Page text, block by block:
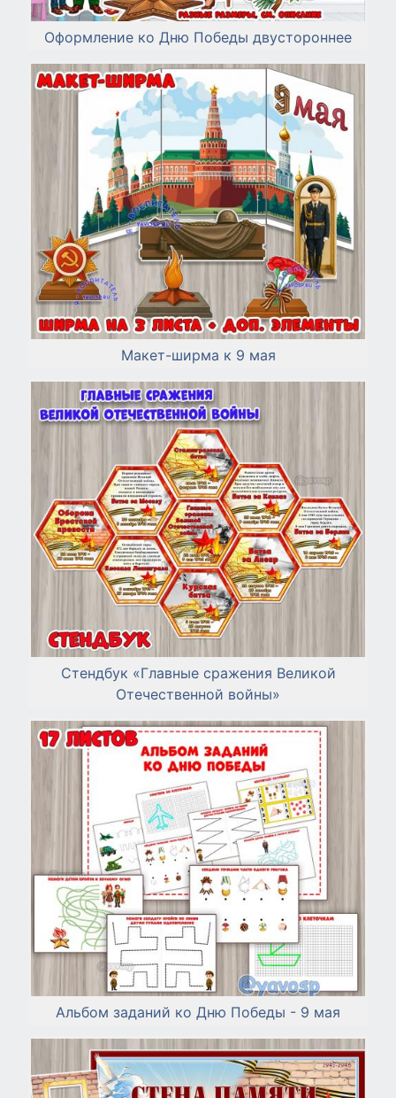
Оформление ко Дню Победы двустороннее
Макет-ширма к 9 мая
Стендбук «Главные сражения Великой
Отечественной войны»
Альбом заданий ко Дню Победы - 9 мая